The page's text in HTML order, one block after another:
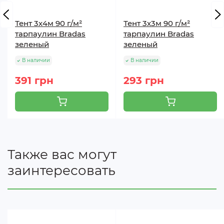
- укрытие разнообразных стройматериалов
- незаменимый атрибут турпоходов и множество
Тент 3х4м 90 г/м²
тарпаулин Bradas
зеленый
В наличии
391 грн
Тент 3х3м 90 г/м²
тарпаулин Bradas
зеленый
В наличии
293 грн
Также вас могут
заинтересовать